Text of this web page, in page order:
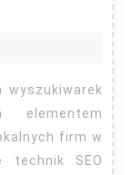
elementem
firm w
technik SEO